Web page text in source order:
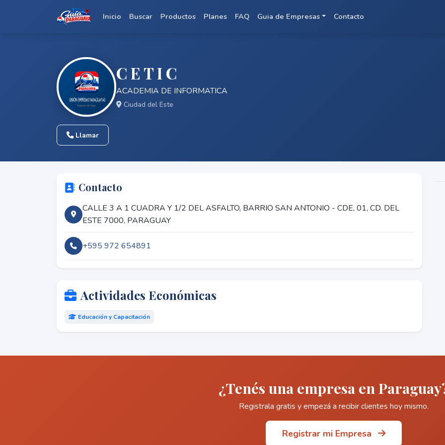
Inicio Buscar Productos Planes FAQ Guia de Empresas Contacto
C E T I C
ACADEMIA DE INFORMATICA
Ciudad del Este
Llamar
Contacto
CALLE 3 A 1 CUADRA Y 1/2 DEL ASFALTO, BARRIO SAN ANTONIO - CDE, 01, CD. DEL
ESTE 7000, PARAGUAY
+595 972 654891
Actividades Económicas
Educación y Capacitación
¿Tenés una empresa en
Registrala gratis y empezá a recibir clientes hoy mismo.
Registrar mi Empresa